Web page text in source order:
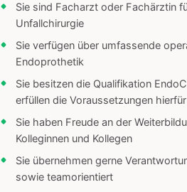
Sie sind Facharzt oder Fachärztin
Unfallchirurgie
Sie verfügen über umfassende
Endoprothetik
Sie besitzen die Qualifikation
erfüllen die Voraussetzungen hierfür
Sie haben Freude an der
Kolleginnen und Kollegen
Sie übernehmen gerne
sowie teamorientiert